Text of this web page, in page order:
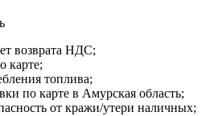
возврата НДС;
карте;
топлива;
по карте в Амурская область;
от кражи/утери наличных;